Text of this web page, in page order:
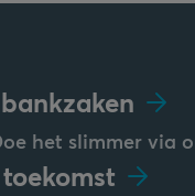
het slimmer via